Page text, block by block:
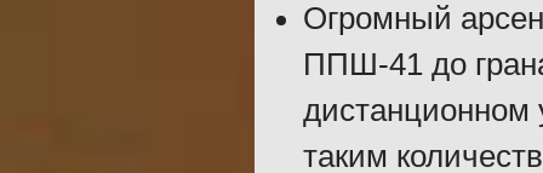
Огромный
ППШ-41 до
дистанционном
таким